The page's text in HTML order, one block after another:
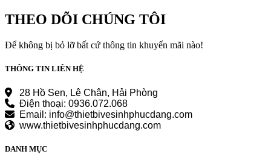
4.350.000 ₫.là:
3.620.000 ₫.
THEO DÕI CHÚNG TÔI
Để không bị bỏ lỡ bất cứ thông tin khuyến mãi nào!
THÔNG TIN LIÊN HỆ
28 Hồ Sen, Lê Chân, Hải Phòng
Điện thoại: 0936.072.068
Email: info@thietbivesinhphucdang.com
www.thietbivesinhphucdang.com
DANH MỤC